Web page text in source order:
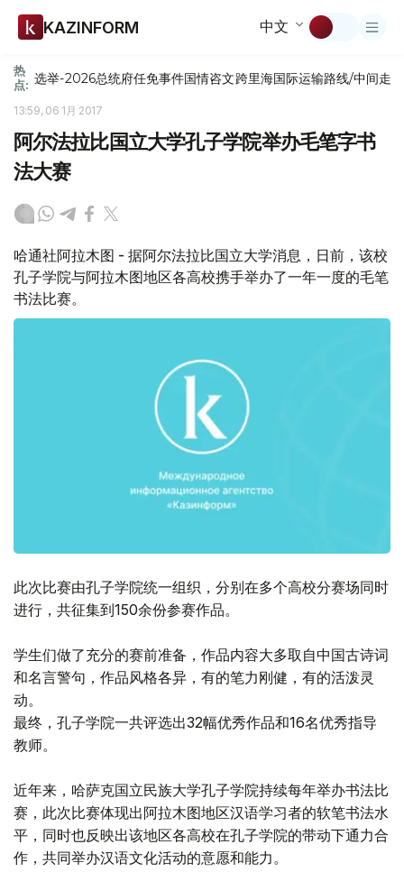
KAZINFORM 中文
热
点: 选举-2026总统府任免事件国情咨文跨里海国际运输路线/中间走廊
13:59, 06 1月 2017
阿尔法拉比国立大学孔子学院举办毛笔字书
法大赛
哈通社阿拉木图 - 据阿尔法拉比国立大学消息，日前，该校
孔子学院与阿拉木图地区各高校携手举办了一年一度的毛笔
书法比赛。
此次比赛由孔子学院统一组织，分别在多个高校分赛场同时
进行，共征集到150余份参赛作品。
学生们做了充分的赛前准备，作品内容大多取自中国古诗词
和名言警句，作品风格各异，有的笔力刚健，有的活泼灵
动。
最终，孔子学院一共评选出32幅优秀作品和16名优秀指导
教师。
近年来，哈萨克国立民族大学孔子学院持续每年举办书法比
赛，此次比赛体现出阿拉木图地区汉语学习者的软笔书法水
平，同时也反映出该地区各高校在孔子学院的带动下通力合
作，共同举办汉语文化活动的意愿和能力。